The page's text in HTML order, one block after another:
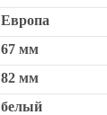
Европа
67 мм
82 мм
белый